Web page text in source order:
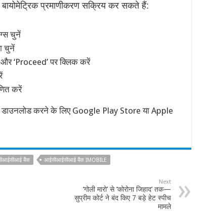
प्रमाणीकरण सक्रिय कर सकते हैं:
चुनें
चुनें
‘Proceed’ पर क्लिक करें
करें
डाउनलोड करने के लिए Google Play Store या Apple
बैंक आईसीआईसीआई बैंक IMOBILE
Next
‘गोली मारो’ से ‘कोरोना जिहाद’ तक—
सुप्रीम कोर्ट ने बंद किए 7 बड़े हेट स्पीच
मामले